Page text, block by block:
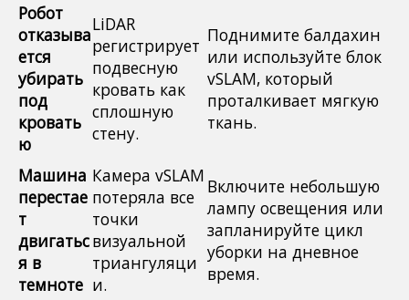
Робот
отказыва
ется
убирать
под
кровать
ю
LiDAR
регистрирует
подвесную
кровать как
сплошную
стену.
Поднимите балдахин
или используйте блок
vSLAM, который
проталкивает мягкую
ткань.
Машина
перестае
т
двигатьс
я в
темноте
Камера vSLAM
потеряла все
точки
визуальной
триангуляци
и.
Включите небольшую
лампу освещения или
запланируйте цикл
уборки на дневное
время.